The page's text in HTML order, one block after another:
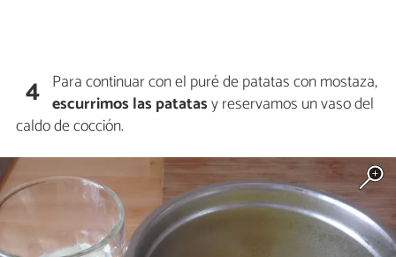
4 Para continuar con el puré de patatas con mostaza,
escurrimos las patatasy reservamos un vaso del
caldo de cocción.